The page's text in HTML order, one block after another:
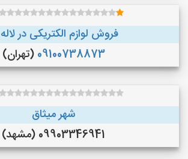
فروش لوازم الکتریکی در لاله
09100738873 (تهران)
شهر میثاق
09903346941 (مشهد)